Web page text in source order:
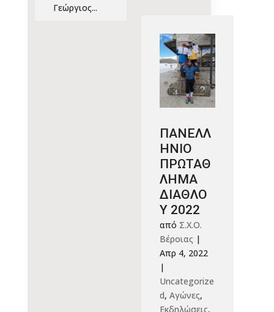
Γεώργιος...
ΠΑΝΕΛΛ
ΗΝΙΟ
ΠΡΩΤΑΘ
ΛΗΜΑ
ΔΙΑΘΛΟ
Υ 2022
από Σ.Χ.Ο.
Βέροιας |
Απρ 4, 2022
|
Uncategorize
d,Αγώνες,
Εκδηλώσεις,